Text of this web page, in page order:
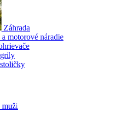
Záhrada
motorové náradie
muži